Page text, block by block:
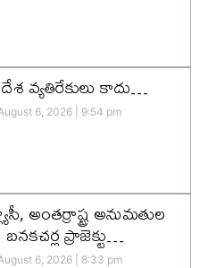
వ్యతిరేకులు కాదు…
6, 2026 9:54 pm
అంతర్రాష్ట్ర అనుమతుల
ప్రాజెక్టు…
6, 2026 8:33 pm